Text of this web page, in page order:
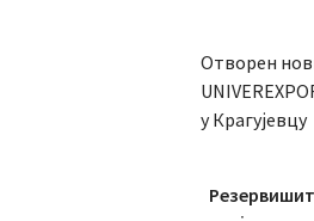
Отворен
у Крагујевцу